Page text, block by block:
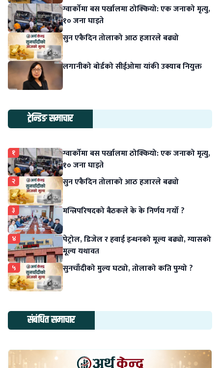
ग्वार्कोमा बस पर्खालमा ठोक्कियो: एक जनाको मृत्यु,
१० जना घाइते
सुन एकैदिन तोलाको आठ हजारले बढ्यो
लगानीको बोर्डको सीईओमा यांकी उक्याब नियुक्त
ट्रेन्डिङ समाचार
१
ग्वार्कोमा बस पर्खालमा ठोक्कियो: एक जनाको मृत्यु,
१० जना घाइते
२ सुन एकैदिन तोलाको आठ हजारले बढ्यो
३ मन्त्रिपरिषदको बैठकले के के निर्णय गर्यो ?
४
पेट्रोल, डिजेल र हवाई इन्धनको मूल्य बढ्यो, ग्यासको
मूल्य यथावत
५ सुनचाँदीको मुल्य घट्यो, तोलाको कति पुग्यो ?
संबंधित समाचार